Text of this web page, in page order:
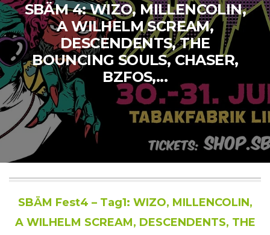
SBÄM 4: WIZO, MILLENCOLIN,
A WILHELM SCREAM,
DESCENDENTS, THE
BOUNCING SOULS, CHASER,
BZFOS,...
SBÄM Fest4 – Tag1: WIZO, MILLENCOLIN,
A WILHELM SCREAM, DESCENDENTS, THE